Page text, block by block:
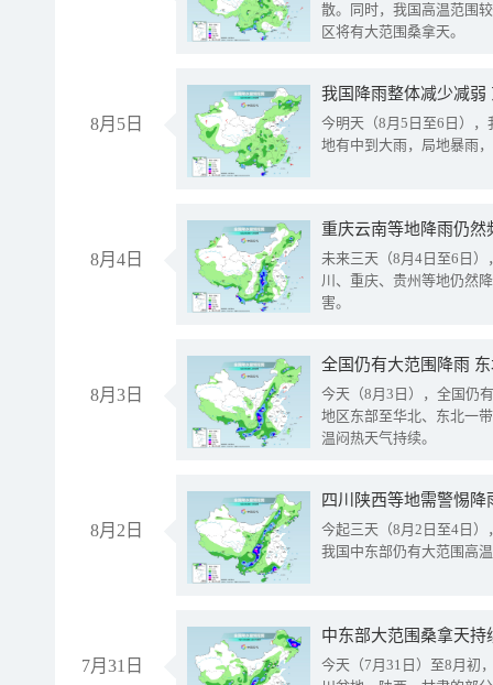
散。同时，我国高温范围
区将有大范围桑拿天。
8月5日
我国降雨整体减少减弱
今明天（8月5日至6日）
地有中到大雨，局地暴雨
8月4日
重庆云南等地降雨仍然
未来三天（8月4日至6日
川、重庆、贵州等地仍然
害。
8月3日
全国仍有大范围降雨
今天（8月3日），全国仍
地区东部至华北、东北一
温闷热天气持续。
8月2日
今起三天（8月2日至4日
我国中东部仍有大范围高
7月31日
中东部大范围桑拿天
今天（7月31日）至8月初